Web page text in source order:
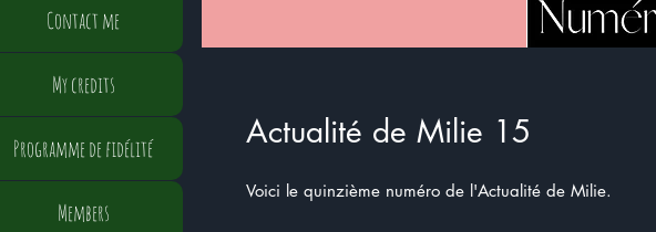
Actualité de Milie 15
Voici le quinzième numéro de l'Actualité de Milie.
Contact me
My credits
Programme de fidélité
Members